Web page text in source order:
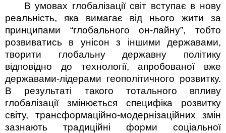
В умовах глобалізації світ вступає в нову
реальність, яка вимагає від нього жити за
принципами “глобального он-лайну”, тобто
розвиватись в унісон з іншими державами,
творити глобальну державну політику
відповідно до технології, апробованої вже
державами-лідерами геополітичного розвитку.
В результаті такого тотального впливу
глобалізації змінюється специфіка розвитку
світу, трансформаційно-модернізаційних змін
зазнають традиційні форми со­ціальної